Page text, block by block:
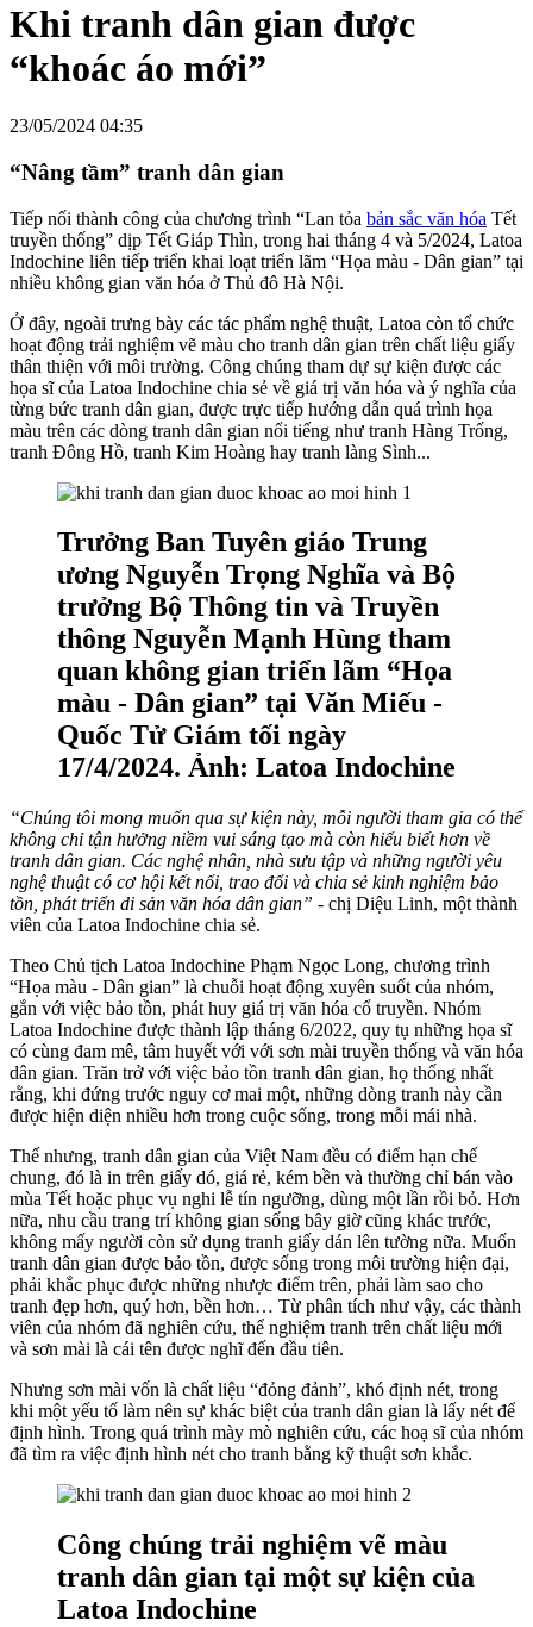
Khi tranh dân gian được
“khoác áo mới”
23/05/2024 04:35
“Nâng tầm” tranh dân gian
Tiếp nối thành công của chương trình “Lan tỏa bản sắc văn hóa Tết
truyền thống” dịp Tết Giáp Thìn, trong hai tháng 4 và 5/2024, Latoa
Indochine liên tiếp triển khai loạt triển lãm “Họa màu - Dân gian” tại
nhiều không gian văn hóa ở Thủ đô Hà Nội.
Ở đây, ngoài trưng bày các tác phẩm nghệ thuật, Latoa còn tổ chức
hoạt động trải nghiệm vẽ màu cho tranh dân gian trên chất liệu giấy
thân thiện với môi trường. Công chúng tham dự sự kiện được các
họa sĩ của Latoa Indochine chia sẻ về giá trị văn hóa và ý nghĩa của
từng bức tranh dân gian, được trực tiếp hướng dẫn quá trình họa
màu trên các dòng tranh dân gian nổi tiếng như tranh Hàng Trống,
tranh Đông Hồ, tranh Kim Hoàng hay tranh làng Sình...
Trưởng Ban Tuyên giáo Trung
ương Nguyễn Trọng Nghĩa và Bộ
trưởng Bộ Thông tin và Truyền
thông Nguyễn Mạnh Hùng tham
quan không gian triển lãm “Họa
màu - Dân gian” tại Văn Miếu -
Quốc Tử Giám tối ngày
17/4/2024. Ảnh: Latoa Indochine
“Chúng tôi mong muốn qua sự kiện này, mỗi người tham gia có thể
không chỉ tận hưởng niềm vui sáng tạo mà còn hiểu biết hơn về
tranh dân gian. Các nghệ nhân, nhà sưu tập và những người yêu
nghệ thuật có cơ hội kết nối, trao đổi và chia sẻ kinh nghiệm bảo
tồn, phát triển di sản văn hóa dân gian” - chị Diệu Linh, một thành
viên của Latoa Indochine chia sẻ.
Theo Chủ tịch Latoa Indochine Phạm Ngọc Long, chương trình
“Họa màu - Dân gian” là chuỗi hoạt động xuyên suốt của nhóm,
gắn với việc bảo tồn, phát huy giá trị văn hóa cổ truyền. Nhóm
Latoa Indochine được thành lập tháng 6/2022, quy tụ những họa sĩ
có cùng đam mê, tâm huyết với với sơn mài truyền thống và văn hóa
dân gian. Trăn trở với việc bảo tồn tranh dân gian, họ thống nhất
rằng, khi đứng trước nguy cơ mai một, những dòng tranh này cần
được hiện diện nhiều hơn trong cuộc sống, trong mỗi mái nhà.
Thế nhưng, tranh dân gian của Việt Nam đều có điểm hạn chế
chung, đó là in trên giấy dó, giá rẻ, kém bền và thường chỉ bán vào
mùa Tết hoặc phục vụ nghi lễ tín ngưỡng, dùng một lần rồi bỏ. Hơn
nữa, nhu cầu trang trí không gian sống bây giờ cũng khác trước,
không mấy người còn sử dụng tranh giấy dán lên tường nữa. Muốn
tranh dân gian được bảo tồn, được sống trong môi trường hiện đại,
phải khắc phục được những nhược điểm trên, phải làm sao cho
tranh đẹp hơn, quý hơn, bền hơn… Từ phân tích như vậy, các thành
viên của nhóm đã nghiên cứu, thể nghiệm tranh trên chất liệu mới
và sơn mài là cái tên được nghĩ đến đầu tiên.
Nhưng sơn mài vốn là chất liệu “đỏng đảnh”, khó định nét, trong
khi một yếu tố làm nên sự khác biệt của tranh dân gian là lấy nét để
định hình. Trong quá trình mày mò nghiên cứu, các hoạ sĩ của nhóm
đã tìm ra việc định hình nét cho tranh bằng kỹ thuật sơn khắc.
Công chúng trải nghiệm vẽ màu
tranh dân gian tại một sự kiện của
Latoa Indochine